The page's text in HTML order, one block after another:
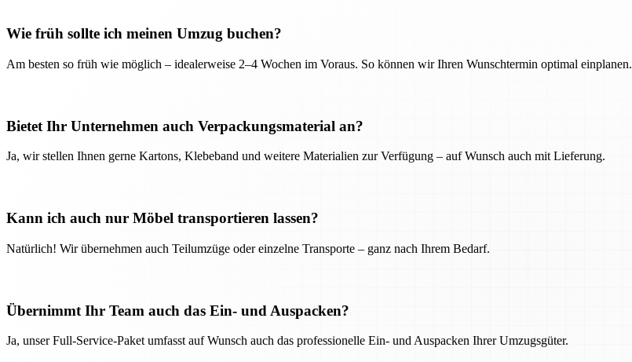
Wie früh sollte ich meinen Umzug buchen?
Am besten so früh wie möglich – idealerweise 2–4 Wochen im Voraus. So können wir Ihren Wunschtermin optimal einplanen.
Bietet Ihr Unternehmen auch Verpackungsmaterial an?
Ja, wir stellen Ihnen gerne Kartons, Klebeband und weitere Materialien zur Verfügung – auf Wunsch auch mit Lieferung.
Kann ich auch nur Möbel transportieren lassen?
Natürlich! Wir übernehmen auch Teilumzüge oder einzelne Transporte – ganz nach Ihrem Bedarf.
Übernimmt Ihr Team auch das Ein- und Auspacken?
Ja, unser Full-Service-Paket umfasst auf Wunsch auch das professionelle Ein- und Auspacken Ihrer Umzugsgüter.